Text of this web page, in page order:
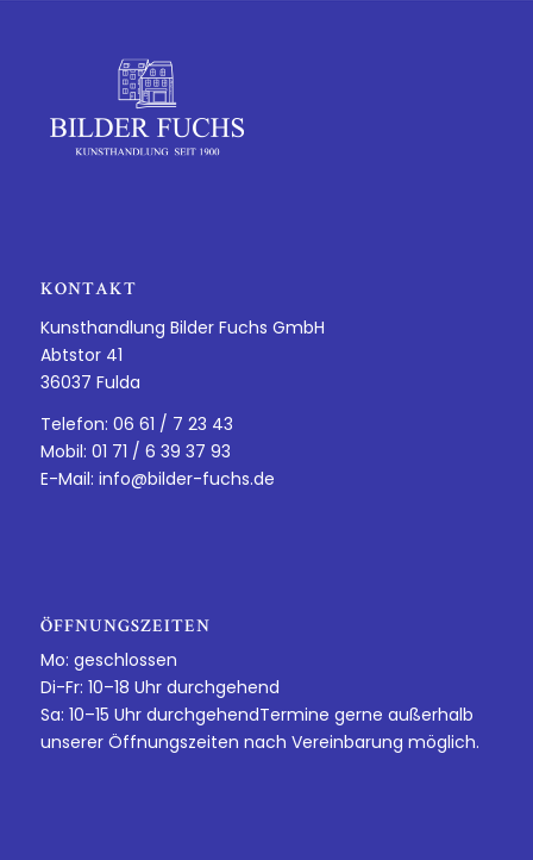
KONTAKT
Kunsthandlung Bilder Fuchs GmbH
Abtstor 41
36037 Fulda
Telefon: 06 61 / 7 23 43
Mobil: 01 71 / 6 39 37 93
E-Mail: info@bilder-fuchs.de
ÖFFNUNGSZEITEN
Mo: geschlossen
Di-Fr: 10–18 Uhr durchgehend
Sa: 10–15 Uhr durchgehendTermine gerne außerhalb
unserer Öffnungszeiten nach Vereinbarung möglich.